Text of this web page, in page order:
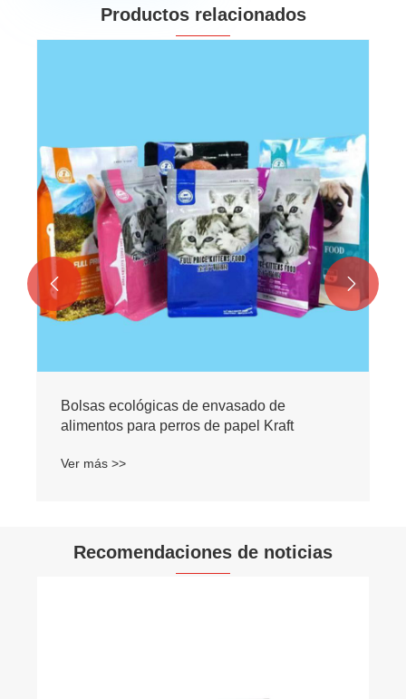
Productos relacionados
Bolsas ecológicas de envasado de
alimentos para perros de papel Kraft
Ver más >>
 
Recomendaciones de noticias